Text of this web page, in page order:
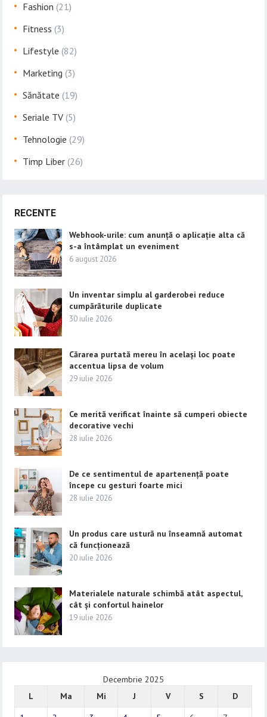
Fashion (21)
Fitness (3)
Lifestyle (82)
Marketing (3)
Sănătate (19)
Seriale TV (5)
Tehnologie (29)
Timp Liber (26)
RECENTE
Webhook-urile: cum anunță o aplicație alta că
s-a întâmplat un eveniment
6 august 2026
Un inventar simplu al garderobei reduce
cumpărăturile duplicate
30 iulie 2026
Cărarea purtată mereu în același loc poate
accentua lipsa de volum
29 iulie 2026
Ce merită verificat înainte să cumperi obiecte
decorative vechi
28 iulie 2026
De ce sentimentul de apartenență poate
începe cu gesturi foarte mici
28 iulie 2026
Un produs care ustură nu înseamnă automat
că funcționează
20 iulie 2026
Materialele naturale schimbă atât aspectul,
cât și confortul hainelor
19 iulie 2026
Decembrie 2025
L
Ma Mi J V S
D